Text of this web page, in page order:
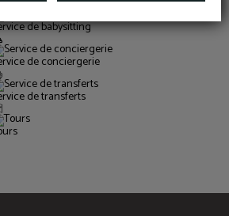
de babysitting
de conciergerie
de transferts